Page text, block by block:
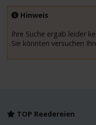
Hinweis
Ihre Suche ergab leider
Sie könnten versuchen
TOP Reedereien